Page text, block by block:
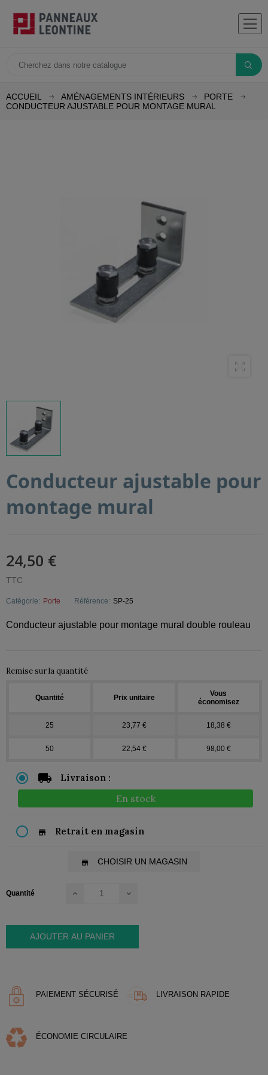
ACCUEIL AMÉNAGEMENTS INTÉRIEURS
PORTE
CONDUCTEUR AJUSTABLE POUR MONTAGE MURAL
Conducteur ajustable pour
montage mural
24,50 €
TTC
Catégorie: Porte Référence: SP-25
Conducteur ajustable pour montage mural double rouleau
Remise sur la quantité
Quantité Prix unitaire
Vous
économisez
25 23,77 € 18,38 €
50 22,54 € 98,00 €
Livraison :
En stock
store Retrait en magasin
store CHOISIR UN MAGASIN
Quantité
AJOUTER AU PANIER
PAIEMENT SÉCURISÉ LIVRAISON RAPIDE
ÉCONOMIE CIRCULAIRE